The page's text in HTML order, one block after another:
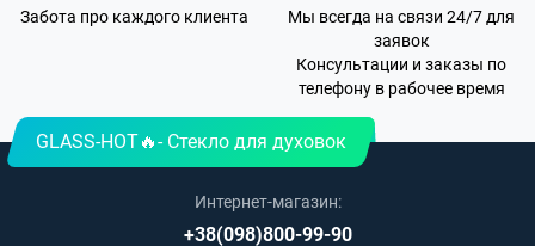
Забота про каждого клиента
Мы всегда на связи 24/7 для
заявок
Консультации и заказы по
телефону в рабочее время
GLASS-HOT🔥- Стекло для духовок
Интернет-магазин:
+38(098)800-99-90